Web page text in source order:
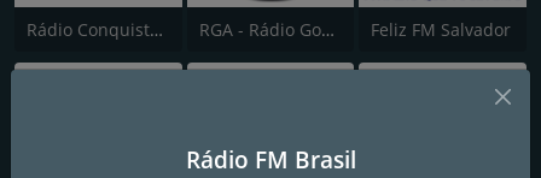
Rádio Conquista FM Rio 98.5 RGA - Rádio Gospel Adoradores Feliz FM Salvador
Rádio FM Brasil